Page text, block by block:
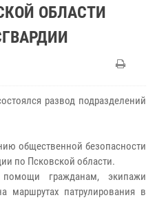
ОБЛАСТИ
развод подразделений
общественной безопасности
по Псковской области.
помощи гражданам, экипажи
маршрутах патрулирования в